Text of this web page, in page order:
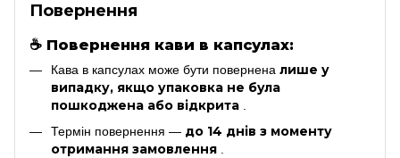
Повернення
☕ Повернення кави в капсулах:
Кава в капсулах може бути повернена лише у
випадку, якщо упаковка не була
пошкоджена або відкрита .
Термін повернення — до 14 днів з моменту
отримання замовлення